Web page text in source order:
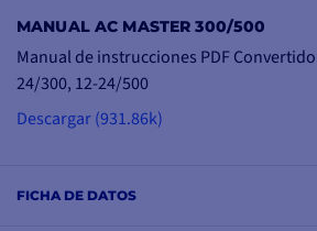
FICHA DE DATOS
MANUAL AC MASTER 300/500
Manual de instrucciones PDF
24/300, 12-24/500
Descargar (931.86k)